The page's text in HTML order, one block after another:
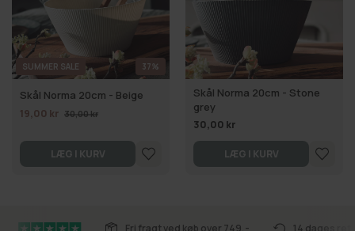
SUMMER SALE 37%
Skål Norma 20cm - Beige
19,00 kr 30,00 kr
LÆG I KURV
Skål Norma 20cm - Stone
grey
30,00 kr
LÆG I KURV
Fri fragt ved køb over 749,- 14 dages